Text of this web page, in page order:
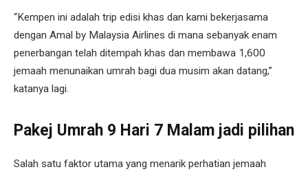
“Kempen ini adalah trip edisi khas dan kami bekerjasama
dengan Amal by Malaysia Airlines di mana sebanyak enam
penerbangan telah ditempah khas dan membawa 1,600
jemaah menunaikan umrah bagi dua musim akan datang,”
katanya lagi.
Pakej Umrah 9 Hari 7 Malam jadi pilihan
Salah satu faktor utama yang menarik perhatian jemaah